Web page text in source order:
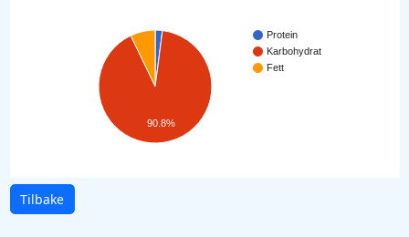
Protein
Karbohydrat
Fett
90.8%
Tilbake